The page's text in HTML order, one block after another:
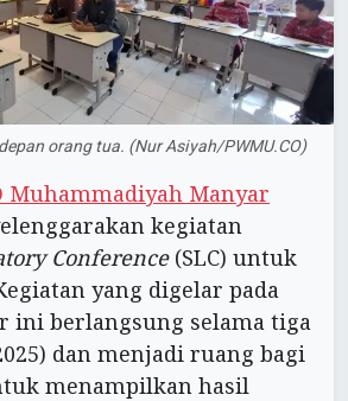
orang tua. (Nur Asiyah/PWMU.CO)
Muhammadiyah Manyar
kegiatan
Conference(SLC) untuk
yang digelar pada
ini berlangsung selama tiga
dan menjadi ruang bagi
menampilkan hasil